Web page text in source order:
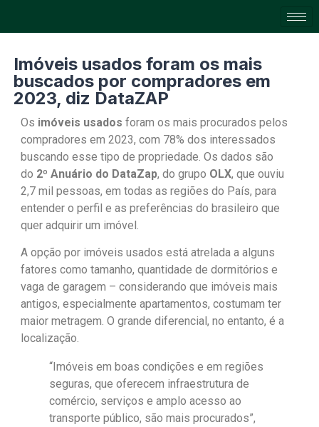
Imóveis usados foram os mais
buscados por compradores em
2023, diz DataZAP
Os imóveis usados foram os mais procurados pelos
compradores em 2023, com 78% dos interessados
buscando esse tipo de propriedade. Os dados são
do 2º Anuário do DataZap, do grupo OLX, que ouviu
2,7 mil pessoas, em todas as regiões do País, para
entender o perfil e as preferências do brasileiro que
quer adquirir um imóvel.
A opção por imóveis usados está atrelada a alguns
fatores como tamanho, quantidade de dormitórios e
vaga de garagem – considerando que imóveis mais
antigos, especialmente apartamentos, costumam ter
maior metragem. O grande diferencial, no entanto, é a
localização.
“Imóveis em boas condições e em regiões
seguras, que oferecem infraestrutura de
comércio, serviços e amplo acesso ao
transporte público, são mais procurados”,